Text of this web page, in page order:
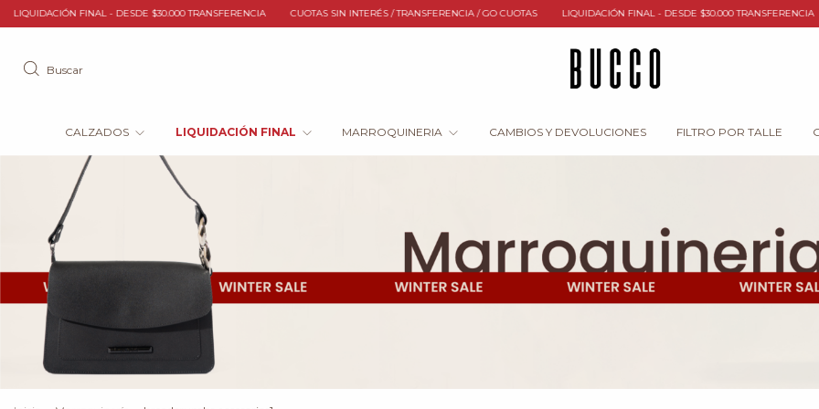
CUOTAS SIN INTERÉS / TRANSFERENCIA / GO CUOTAS LIQUIDACIÓN FINAL - DESDE $30.000 TRANSFERENCIA CUOTAS SIN INTERÉS /
Buscar
CALZADOS LIQUIDACIÓN FINAL MARROQUINERIA CAMBIOS Y DEVOLUCIONES FILTRO POR TALLE